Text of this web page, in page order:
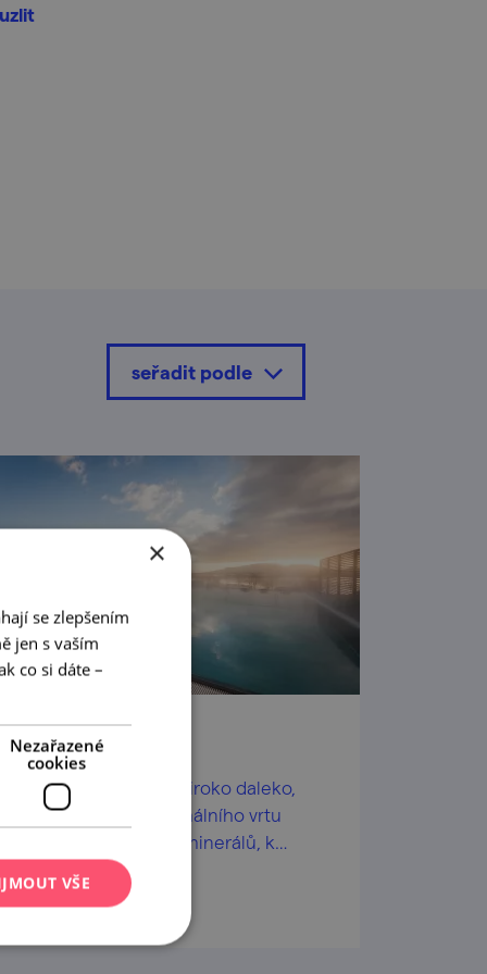
seřadit podle
Aqualand Moravia
Největší koupačka široko daleko,
navíc ve vodě z termálního vrtu
plné blahodárných minerálů, k
tomu panorama Pálavy.
prohlédnout
×
se zlepšením
jen s vaším
co si dáte –
Nezařazené
cookies
VŠE